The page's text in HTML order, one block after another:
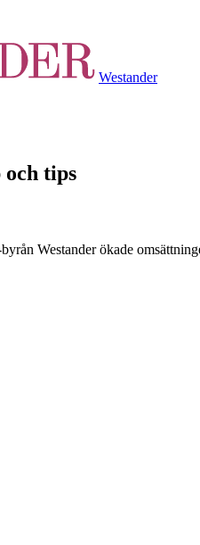
Westander
och tips
Westander ökade